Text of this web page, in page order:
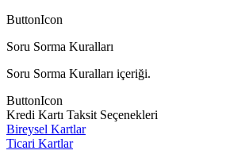
ButtonIcon
Soru Sorma Kuralları
Soru Sorma Kuralları içeriği.
ButtonIcon
Kredi Kartı Taksit Seçenekleri
Bireysel Kartlar
Ticari Kartlar